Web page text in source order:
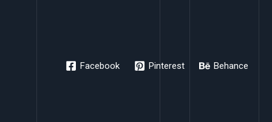
Facebook Pinterest Behance